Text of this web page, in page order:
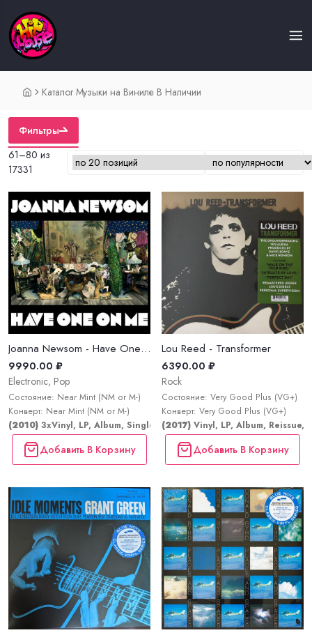
Каталог Музыки на Виниле В Наличии
Фильтры
61–80 из
17331
Joanna Newsom - Have One On Me
9990.00 ₽
Electronic, Pop
Состояние: Near Mint (NM or M-)
Конверт: Near Mint (NM or M-)
(2010) 3xVinyl, LP, Album, Single; Box Set, LP, Album, Single
Добавить В Корзину
Lou Reed - Transformer
6390.00 ₽
Rock
Состояние: Very Good Plus (VG+)
Конверт: Very Good Plus (VG+)
(2017) Vinyl, LP, Album, Reissue,
Добавить В Корзину